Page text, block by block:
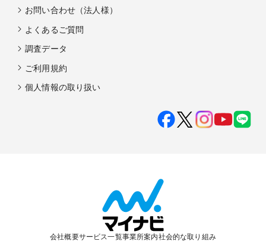
お問い合わせ（法人様）
よくあるご質問
調査データ
ご利用規約
個人情報の取り扱い
会社概要サービス一覧事業所案内社会的な取り組み